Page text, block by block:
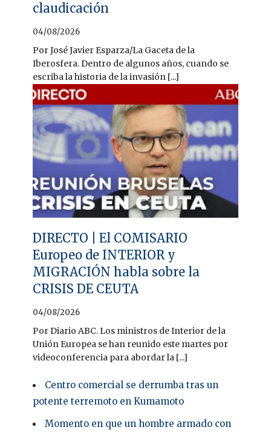
claudicación
04/08/2026
Por José Javier Esparza/La Gaceta de la
Iberosfera. Dentro de algunos años, cuando se
escriba la historia de la invasión [...]
DIRECTO | El COMISARIO
Europeo de INTERIOR y
MIGRACIÓN habla sobre la
CRISIS DE CEUTA
04/08/2026
Por Diario ABC. Los ministros de Interior de la
Unión Europea se han reunido este martes por
videoconferencia para abordar la [...]
Centro comercial se derrumba tras un
potente terremoto en Kumamoto
Momento en que un hombre armado con